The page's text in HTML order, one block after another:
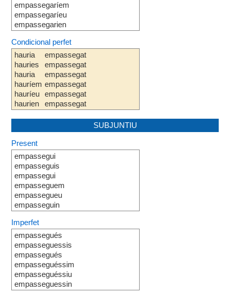
empassegaríem
empassegaríeu
empassegarien
Condicional perfet
hauria
hauries
hauria
hauríem
hauríeu
haurien
empassegat
empassegat
empassegat
empassegat
empassegat
empassegat
SUBJUNTIU
Present
empassegui
empasseguis
empassegui
empasseguem
empassegueu
empasseguin
Imperfet
empassegués
empasseguessis
empassegués
empasseguéssim
empasseguéssiu
empasseguessin